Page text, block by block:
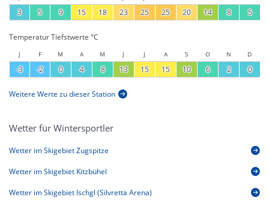
3 5 9 15 18 23 25 25 20 14 8 5
Temperatur Tiefstwerte °C
J F M A M J J A S O N D
-3 -2 0 4 8 13 15 15 10 6 2 0
Weitere Werte zu dieser Station
Wetter für Wintersportler
Wetter im Skigebiet Zugspitze
Wetter im Skigebiet Kitzbühel
Wetter im Skigebiet Ischgl (Silvretta Arena)